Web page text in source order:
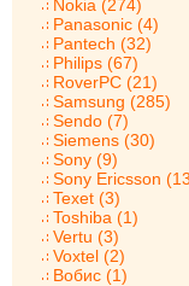
Nokia (274)
Panasonic (4)
Pantech (32)
Philips (67)
RoverPC (21)
Samsung (285)
Sendo (7)
Siemens (30)
Sony (9)
Sony Ericsson
Texet (3)
Toshiba (1)
Vertu (3)
Voxtel (2)
Вобис (1)